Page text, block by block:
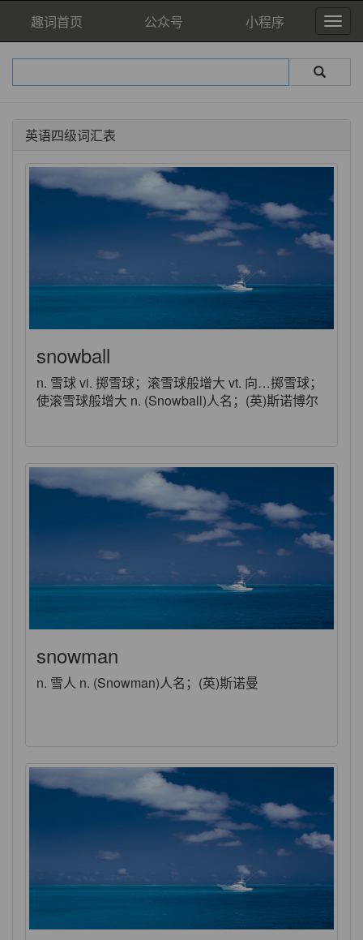
趣词首页 公众号 小程序
英语四级词汇表
snowball
n. 雪球 vi. 掷雪球；滚雪球般增大 vt. 向…掷雪球；
使滚雪球般增大 n. (Snowball)人名；(英)斯诺博尔
snowman
n. 雪人 n. (Snowman)人名；(英)斯诺曼